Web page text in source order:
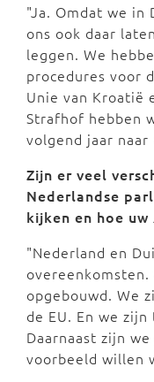
"Ja. Omdat we in
ons ook daar
leggen. We
procedures voor
Unie van Kroatië
Strafhof hebben
volgend jaar
Zijn er veel
Nederlandse
kijken en hoe uw
"Nederland en
opgebouwd. We
de EU. En we
Daarnaast zijn
voorbeeld willen